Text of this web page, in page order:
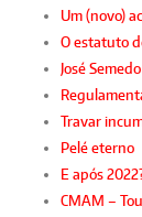
Um (novo)
O estatuto
José Semedo
Travar
Pelé eterno
E após
CMAM –